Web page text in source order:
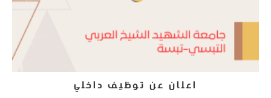
اعلان عن توظيف داخلي